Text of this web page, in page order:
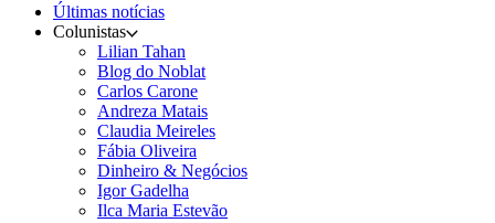
Últimas notícias
Colunistas
Lilian Tahan
Blog do Noblat
Carlos Carone
Andreza Matais
Claudia Meireles
Fábia Oliveira
Dinheiro & Negócios
Igor Gadelha
Ilca Maria Estevão